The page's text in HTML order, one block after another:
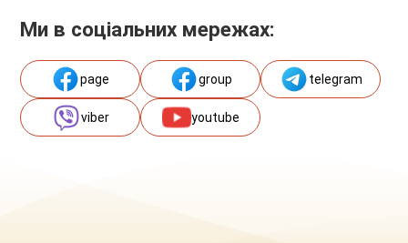
Ми в соціальних мережах:
page group telegram
viber youtube